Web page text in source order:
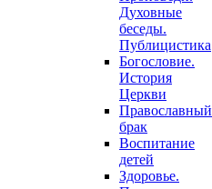
Духовные
беседы.
Публицистика
Богословие.
История
Церкви
Православный
брак
Воспитание
детей
Здоровье.